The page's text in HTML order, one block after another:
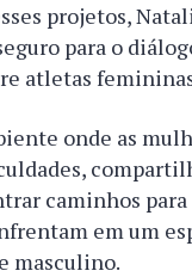
projetos,
para o
atletas
onde as
caminhos para
em um
masculino.